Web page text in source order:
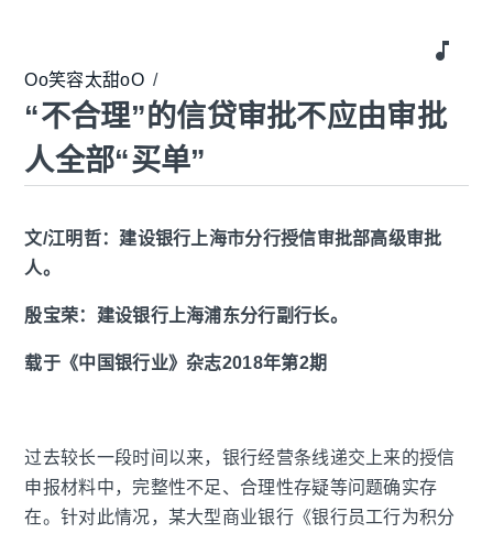
music_note
Oo笑容太甜oO /
“不合理”的信贷审批不应由审批
人全部“买单”
文/江明哲：建设银行上海市分行授信审批部高级审批
人。
殷宝荣：建设银行上海浦东分行副行长。
载于《中国银行业》杂志2018年第2期
过去较长一段时间以来，银行经营条线递交上来的授信
申报材料中，完整性不足、合理性存疑等问题确实存
在。针对此情况，某大型商业银行《银行员工行为积分